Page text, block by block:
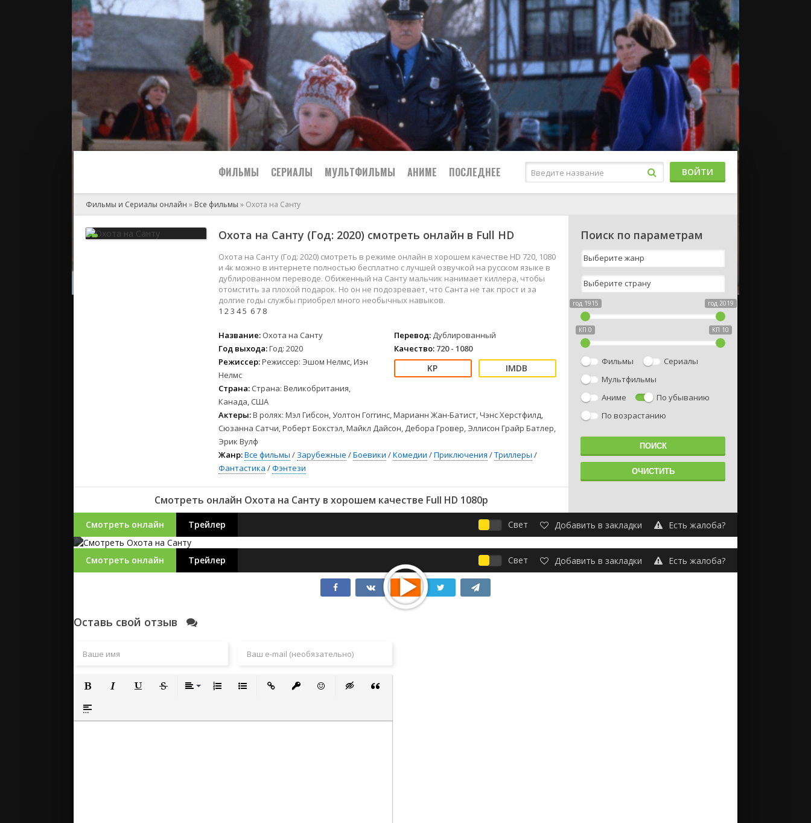
ФИЛЬМЫ
2024
2023
2022
2021
Русские
СССР
Зарубежные
Боевики
Военные
Детективы
Детские
Драмы
Мелодрамы
Приключения
Семейные
Спорт
Фантастика
Фэнтези
СЕРИАЛЫ МУЛЬТФИЛЬМЫ АНИМЕ ПОСЛЕДНЕЕ
2024
2023
2022
Русские
СССР
Зарубежные
ВОЙТИ
Фильмы и Сериалы онлайн » Все фильмы » Охота на Санту
Охота на Санту (Год: 2020) смотреть онлайн в Full HD
Охота на Санту (Год: 2020) смотреть в режиме онлайн в хорошем качестве HD 720, 1080
и 4к можно в интернете полностью бесплатно с лучшей озвучкой на русском языке в
дублированном переводе. Обиженный на Санту мальчик нанимает киллера, чтобы
отомстить за плохой подарок. Но он не подозревает, что Санта не так прост и за
долгие годы службы приобрел много необычных навыков.
1 23 45 67 8
Название: Охота на Санту
Год выхода:Год: 2020
Режиссер:Режиссер: Эшом Нелмс, Иэн
Нелмс
Страна: Страна: Великобритания,
Канада, США
Перевод: Дублированный
Качество: 720 - 1080
Актеры:В ролях: Мэл Гибсон, Уолтон Гоггинс, Марианн Жан-Батист, Чэнс Херстфилд,
Сюзанна Сатчи, Роберт Бокстэл, Майкл Дайсон, Дебора Гровер, Эллисон Грайр Батлер,
Эрик Вулф
Жанр:Все фильмы / Зарубежные /Боевики /Комедии /Приключения /Триллеры /
Фантастика /Фэнтези
Смотреть онлайн Охота на Санту в хорошем качестве Full HD 1080p
Поиск по параметрам
год 1915 год 2019
КП 0 КП 10
Фильмы
Сериалы
Мультфильмы
Аниме
По убыванию
По возрастанию
Смотреть онлайн Трейлер Свет Добавить в закладки Есть жалоба?
Смотреть онлайн Трейлер Свет Добавить в закладки Есть жалоба?
Оставь свой отзыв
Полужирный
Вставка спойлера